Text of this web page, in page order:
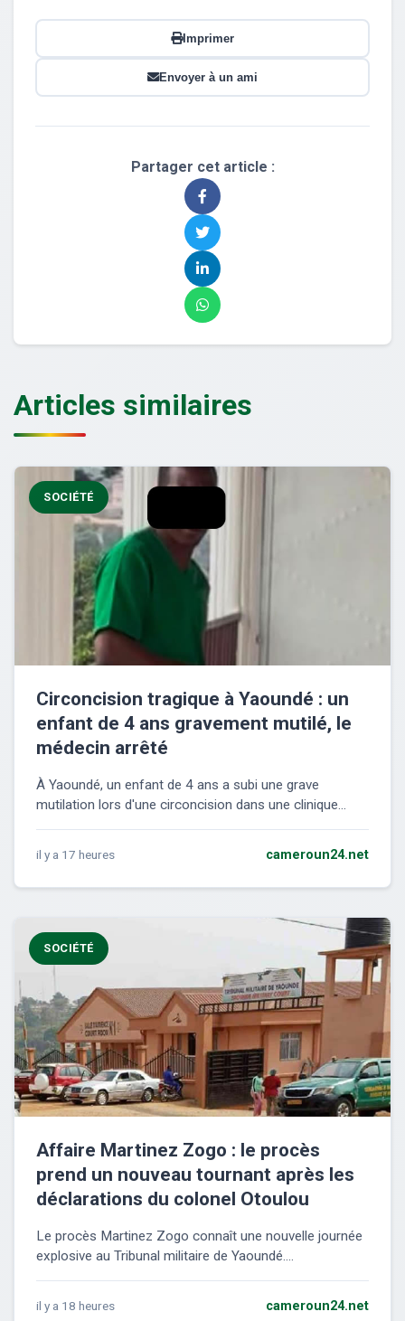
Imprimer
Envoyer à un ami
Partager cet article :
Articles similaires
SOCIÉTÉ
Circoncision tragique à Yaoundé : un
enfant de 4 ans gravement mutilé, le
médecin arrêté
À Yaoundé, un enfant de 4 ans a subi une grave
mutilation lors d'une circoncision dans une clinique...
il y a 17 heures cameroun24.net
SOCIÉTÉ
Affaire Martinez Zogo : le procès
prend un nouveau tournant après les
déclarations du colonel Otoulou
Le procès Martinez Zogo connaît une nouvelle journée
explosive au Tribunal militaire de Yaoundé....
il y a 18 heures cameroun24.net